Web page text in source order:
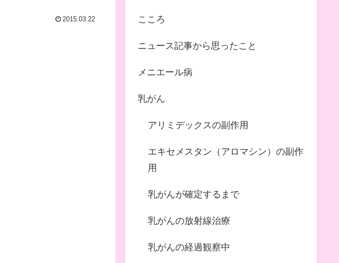
2015.03.22 こころ
ニュース記事から思ったこと
メニエール病
乳がん
アリミデックスの副作用
エキセメスタン（アロマシン）の副作
用
乳がんが確定するまで
乳がんの放射線治療
乳がんの経過観察中